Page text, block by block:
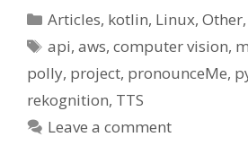
Categories
Articles, kotlin, Linux,Other,
Tags
api,aws,computer vision,
polly, project, pronounceMe,
rekognition, TTS
Leave a comment